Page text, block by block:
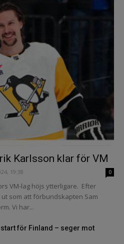
Karlsson klar för VM
19:38 0
VM-lag höjs ytterligare. Efter
som att förbundskapten Sam
Vi har...
för Finland – seger mot